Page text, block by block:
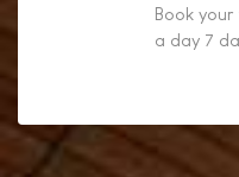
Book
a day 7